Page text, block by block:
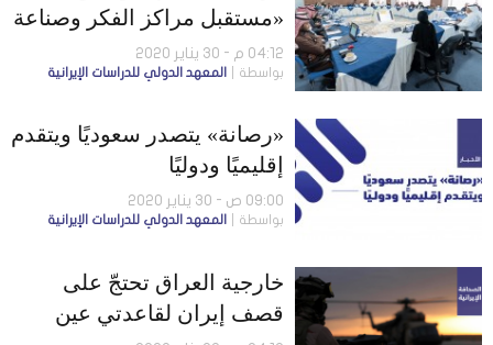
«مستقبل مراكز الفكر وصناعة
السياسات»
04:12 م - 30 يناير 2020
بواسطة المعهد الدولي للدراسات الإيرانية
«رصانة» يتصدر سعوديًا ويتقدم
إقليميًا ودوليًا
09:00 ص - 30 يناير 2020
بواسطة المعهد الدولي للدراسات الإيرانية
خارجية العراق تحتجّ على
قصف إيران لقاعدتي عين